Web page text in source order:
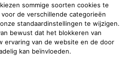
Lyon, France
Show for Road and Urban
sommige soorten cookies te
de verschillende categorieën
standaardinstellingen te wijzigen.
bewust dat het blokkeren van
ervaring van de website en de door
kan beïnvloeden.